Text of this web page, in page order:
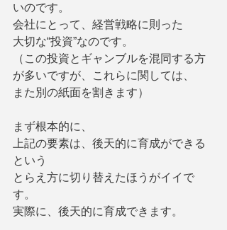
いのです。
会社にとって、経営戦略に則った
大切な“投資”なのです。
（この投資とギャンブルを混同する方
が多いですが、これらに関しては、
また別の紙面を割きます）
まず根本的に、
上記の要素は、後天的に育成ができる
という
とらえ方に切り替えたほうがイイで
す。
実際に、後天的に育成できます。